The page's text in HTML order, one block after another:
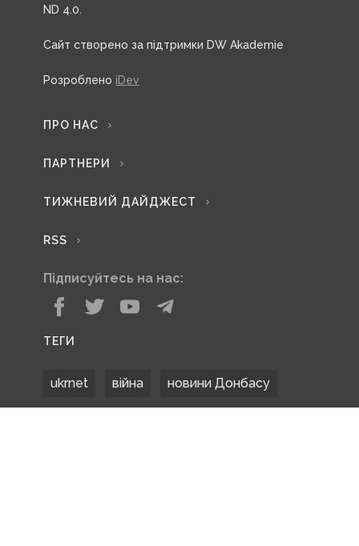
ND 4.0.
Сайт створено за підтримки DW Akademie
Розроблено iDev
ПРО НАС
ПАРТНЕРИ
ТИЖНЕВИЙ ДАЙДЖЕСТ
RSS
Підписуйтесь на нас:
ТЕГИ
ukrnet війна новини Донбасу